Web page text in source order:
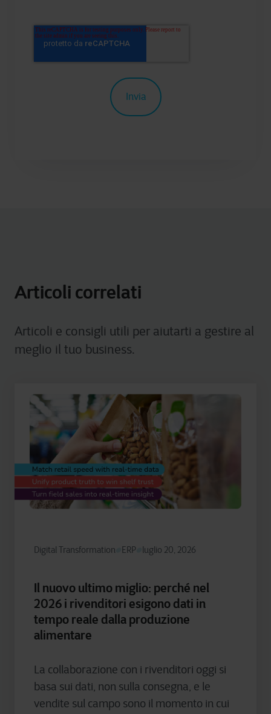
Articoli correlati
Articoli e consigli utili per aiutarti a gestire al
meglio il tuo business.
Digital Transformation ERP luglio 20, 2026
Il nuovo ultimo miglio: perché nel
2026 i rivenditori esigono dati in
tempo reale dalla produzione
alimentare
La collaborazione con i rivenditori oggi si
basa sui dati, non sulla consegna, e le
vendite sul campo sono il momento in cui